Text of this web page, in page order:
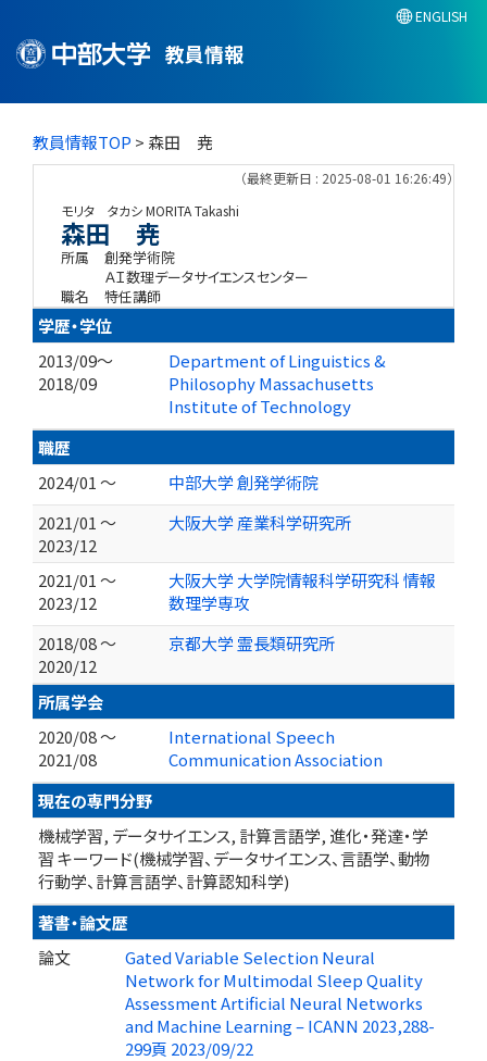
教員情報
ENGLISH
教員情報TOP > 森田 尭
（最終更新日 : 2025-08-01 16:26:49）
モリタ タカシMORITA Takashi
森田 尭
所属
創発学術院
ＡＩ数理データサイエンスセンター
職名
特任講師
学歴・学位
2013/09～
2018/09
Department of Linguistics &
Philosophy Massachusetts
Institute of Technology
職歴
2024/01 ～
中部大学 創発学術院
2021/01 ～
2023/12
大阪大学 産業科学研究所
2021/01 ～
2023/12
大阪大学 大学院情報科学研究科 情報
数理学専攻
2018/08 ～
2020/12
京都大学 霊長類研究所
所属学会
2020/08 ～
2021/08
International Speech
Communication Association
現在の専門分野
機械学習, データサイエンス, 計算言語学, 進化・発達・学
習 キーワード(機械学習、データサイエンス、言語学、動物
行動学、計算言語学、計算認知科学)
著書・論文歴
論文
Gated Variable Selection Neural
Network for Multimodal Sleep Quality
Assessment Artificial Neural Networks
and Machine Learning – ICANN 2023,288-
299頁 2023/09/22